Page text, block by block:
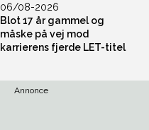
06/08-2026
Blot 17 år gammel og
måske på vej mod
karrierens fjerde LET-titel
Annonce